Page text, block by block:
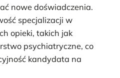
nowe doświadczenia.
specjalizacji w
opieki, takich jak
psychiatryczne, co
kandydata na